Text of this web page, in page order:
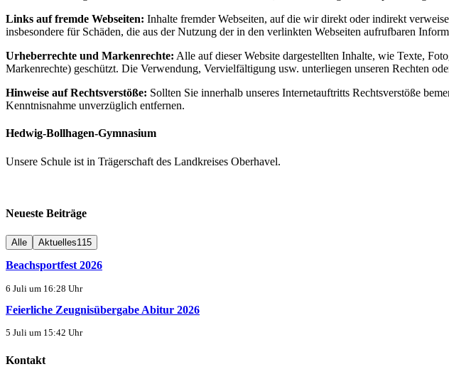
Links auf fremde Webseiten: Inhalte fremder Webseiten, auf die wir direkt oder indirekt
insbesondere für Schäden, die aus der Nutzung der in den verlinkten Webseiten aufrufbaren
Urheberrechte und Markenrechte: Alle auf dieser Website dargestellten Inhalte, wie Texte,
Markenrechte) geschützt. Die Verwendung, Vervielfältigung usw. unterliegen unseren Rechten
Hinweise auf Rechtsverstöße: Sollten Sie innerhalb unseres Internetauftritts Rechtsverstöße
Kenntnisnahme unverzüglich entfernen.
Hedwig-Bollhagen-Gymnasium
Unsere Schule ist in Trägerschaft des Landkreises Oberhavel.
Neueste Beiträge
Alle Aktuelles115
Beachsportfest 2026
6 Juli um 16:28 Uhr
Feierliche Zeugnisübergabe Abitur 2026
5 Juli um 15:42 Uhr
Kontakt